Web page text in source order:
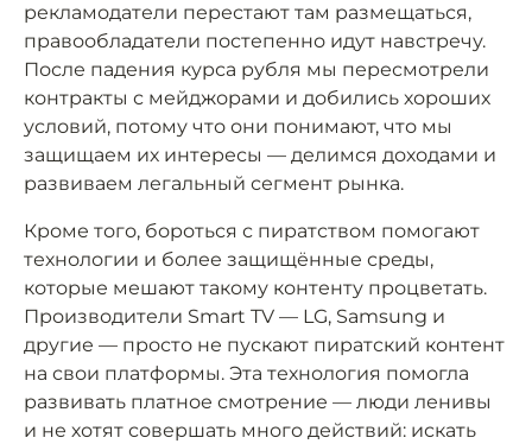
рекламодатели перестают там размещаться,
правообладатели постепенно идут навстречу.
После падения курса рубля мы пересмотрели
контракты с мейджорами и добились хороших
условий, потому что они понимают, что мы
защищаем их интересы — делимся доходами и
развиваем легальный сегмент рынка.
Кроме того, бороться с пиратством помогают
технологии и более защищённые среды,
которые мешают такому контенту процветать.
Производители Smart TV — LG, Samsung и
другие — просто не пускают пиратский контент
на свои платформы. Эта технология помогла
развивать платное смотрение — люди ленивы
и не хотят совершать много действий: искать